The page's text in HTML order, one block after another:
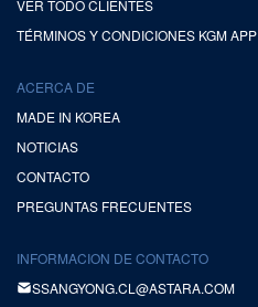
VER TODO CLIENTES
TÉRMINOS Y CONDICIONES KGM APP
ACERCA DE
MADE IN KOREA
NOTICIAS
CONTACTO
PREGUNTAS FRECUENTES
INFORMACION DE CONTACTO
SSANGYONG.CL@ASTARA.COM